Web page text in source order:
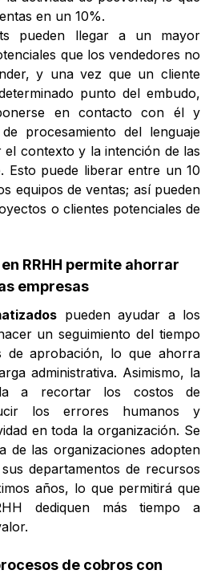
en un 10%.
pueden llegar a un mayor
que los vendedores no
y una vez que un cliente
punto del embudo,
en contacto con él y
procesamiento del lenguaje
contexto y la intención de las
Esto puede liberar entre un 10
equipos de ventas; así pueden
o clientes potenciales de
RRHH permite ahorrar
empresas
pueden ayudar a los
un seguimiento del tiempo
de aprobación, lo que ahorra
administrativa. Asimismo, la
a recortar los costos de
los errores humanos y
en toda la organización. Se
de las organizaciones adopten
departamentos de recursos
años, lo que permitirá que
dediquen más tiempo a
de cobros con